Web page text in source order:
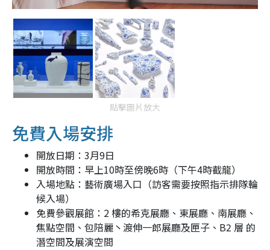
點擊圖片放大
免費入場安排
開放日期：3月9日
開放時間：早上10時至傍晚6時（下午4時截龍）
入場地點：藝術廣場入口（訪客需要按照指示排隊輪
候入場）
免費參觀展館：2 樓的希克展廳、東展廳、南展廳、
焦點空間、包陪麗丶渡伸一郎展廳及匣子、B2 層 的
潛空間及展演空間